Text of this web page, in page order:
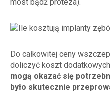
most bądź proteza).
Do całkowitej ceny
doliczyć koszt
mogą okazać się
było skutecznie